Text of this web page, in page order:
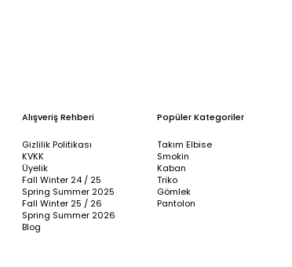
Alışveriş Rehberi
Gizlilik Politikası
KVKK
Üyelik
Fall Winter 24 / 25
Spring Summer 2025
Fall Winter 25 / 26
Spring Summer 2026
Blog
Popüler Kategoriler
Takım Elbise
Smokin
Kaban
Triko
Gömlek
Pantolon